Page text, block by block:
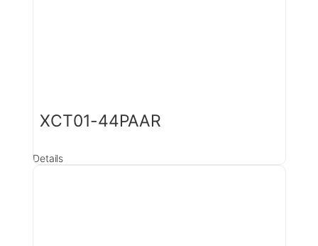
XCT01-44PAAR
Details